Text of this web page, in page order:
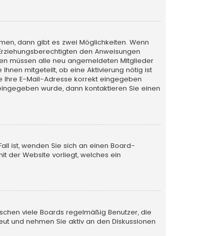
dann gibt es zwei Möglichkeiten. Wenn
den Anweisungen
müssen alle neu angemeldeten Mitglieder
mitgeteilt, ob eine Aktivierung nötig ist
Ihre E-Mail-Adresse korrekt eingegeben
wurde, dann kontaktieren Sie einen
ist, wenden Sie sich an einen Board-
der Website vorliegt, welches ein
viele Boards regelmäßig Benutzer, die
und nehmen Sie aktiv an den Diskussionen